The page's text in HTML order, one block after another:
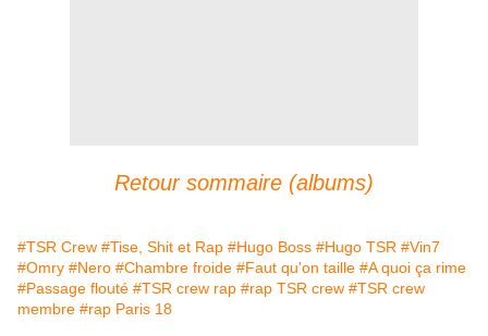
Retour sommaire (albums)
#TSR Crew #Tise, Shit et Rap #Hugo Boss #Hugo TSR #Vin7
#Omry #Nero #Chambre froide #Faut qu'on taille #A quoi ça rime
#Passage flouté #TSR crew rap #rap TSR crew #TSR crew
membre #rap Paris 18